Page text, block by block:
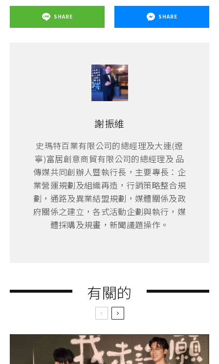
SHARE SHARE
謝振維
史瑪特百業有限公司的總經理及大連(遼
寧)富居創意商貿有限公司的總經理及 品
傳媒共同創辦人暨執行長，主要專長：企
業營運規劃及組織再造，行銷策略整合規
劃，通路及異業結盟規劃，媒體關係及政
府關係之建立，各式活動企劃與執行，媒
體採購及規畫，新聞議題操作。
有關的